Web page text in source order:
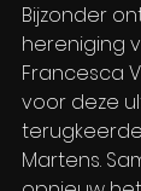
Bijzonder
hereniging
Francesca
voor deze
Martens.